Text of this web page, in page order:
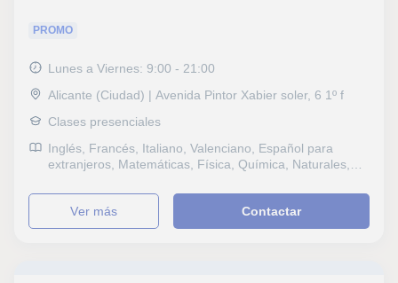
PROMO
Lunes a Viernes: 9:00 - 21:00
Alicante (Ciudad) | Avenida Pintor Xabier soler, 6 1º f
Clases presenciales
Inglés, Francés, Italiano, Valenciano, Español para
extranjeros, Matemáticas, Física, Química, Naturales,
Bioquímica, Sociales, Historia, Filosofía, Lengua
Castellana y Literatura, Lengua catalana y literatura,
Tecnología, Informática, Ofimática, Diseño Gráfico,
ver más Contactar